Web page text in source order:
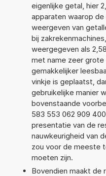
eigenlijke getal, hier
apparaten waarop
weergeven van
bij
weergegeven als
met name zeer grote
gemakkelijker
vinkje is geplaatst,
gebruikelijke manier
bovenstaande
583 553 062 909
presentatie van de
nauwkeurigheid van
zou voor de meeste
moeten zijn.
Bovendien maakt de